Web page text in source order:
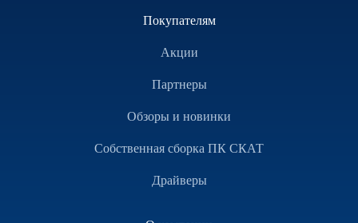
Покупателям
Акции
Партнеры
Обзоры и новинки
Собственная сборка ПК СКАТ
Драйверы